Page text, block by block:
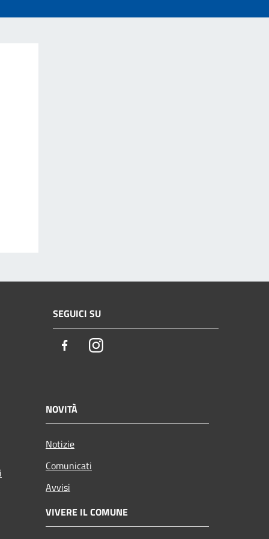
SEGUICI SU
FacebookInstagram
NOVITÀ
Notizie
Comunicati
Avvisi
VIVERE IL COMUNE